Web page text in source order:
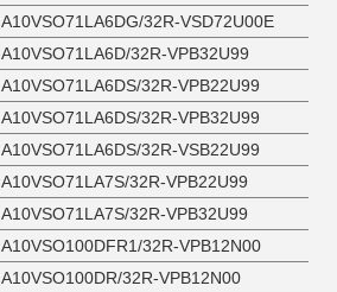
A10VSO71LA6DG/32R-VSD72U00E
A10VSO71LA6D/32R-VPB32U99
A10VSO71LA6DS/32R-VPB22U99
A10VSO71LA6DS/32R-VPB32U99
A10VSO71LA6DS/32R-VSB22U99
A10VSO71LA7S/32R-VPB22U99
A10VSO71LA7S/32R-VPB32U99
A10VSO100DFR1/32R-VPB12N00
A10VSO100DR/32R-VPB12N00